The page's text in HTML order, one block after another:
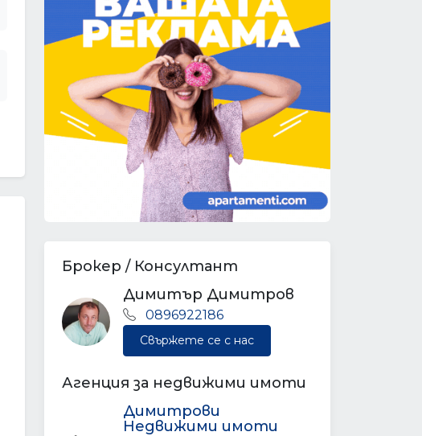
Брокер / Консултант
Димитър Димитров
0896922186
Свържете се с нас
Агенция за недвижими имоти
Димитрови
Недвижими имоти